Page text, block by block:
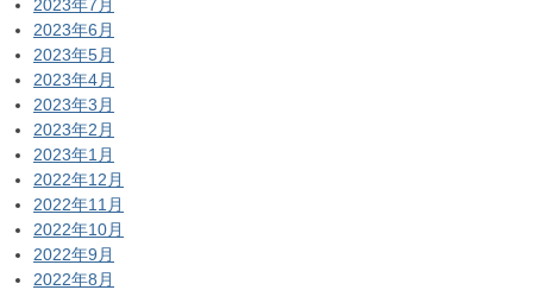
2023年7月
2023年6月
2023年5月
2023年4月
2023年3月
2023年2月
2023年1月
2022年12月
2022年11月
2022年10月
2022年9月
2022年8月